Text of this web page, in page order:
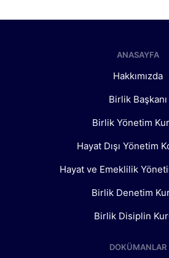
ANASAYFA
Hakkımızda
Birlik Başkanı
Birlik Yönetim
Hayat Dışı Yönetim
Hayat ve Emeklilik
Birlik Denetim
Birlik Disiplin
DOKÜMANLAR